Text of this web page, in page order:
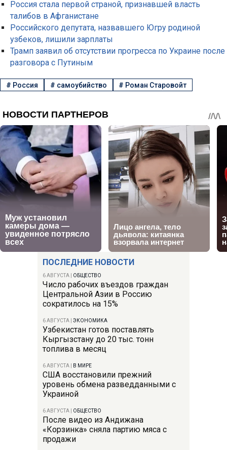
ПОСЛЕДНИЕ НОВОСТИ
6 АВГУСТА ОБЩЕСТВО
Число рабочих въездов граждан
Центральной Азии в Россию
сократилось на 15%
6 АВГУСТА ЭКОНОМИКА
Узбекистан готов поставлять
Кыргызстану до 20 тыс. тонн
топлива в месяц
6 АВГУСТА В МИРЕ
США восстановили прежний
уровень обмена разведданными с
Украиной
6 АВГУСТА ОБЩЕСТВО
После видео из Андижана
«Корзинка» сняла партию мяса с
продажи
Россия стала первой страной, признавшей власть
талибов в Афганистане
Российского депутата, назвавшего Югру родиной
узбеков, лишили зарплаты
Трамп заявил об отсутствии прогресса по Украине после
разговора с Путиным
# Россия # самоубийство # Роман Старовойт